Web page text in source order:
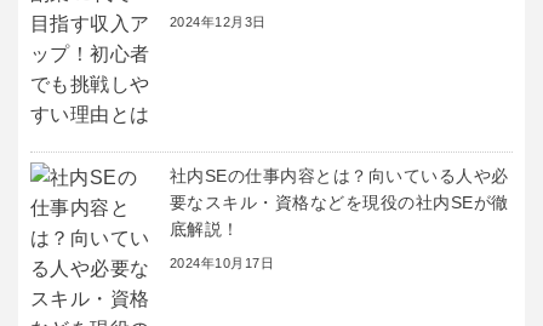
2024年12月3日
社内SEの仕事内容とは？向いている人や必
要なスキル・資格などを現役の社内SEが徹
底解説！
2024年10月17日